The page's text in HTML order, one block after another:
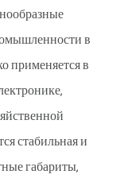
в
применяется в
стабильная и
габариты,